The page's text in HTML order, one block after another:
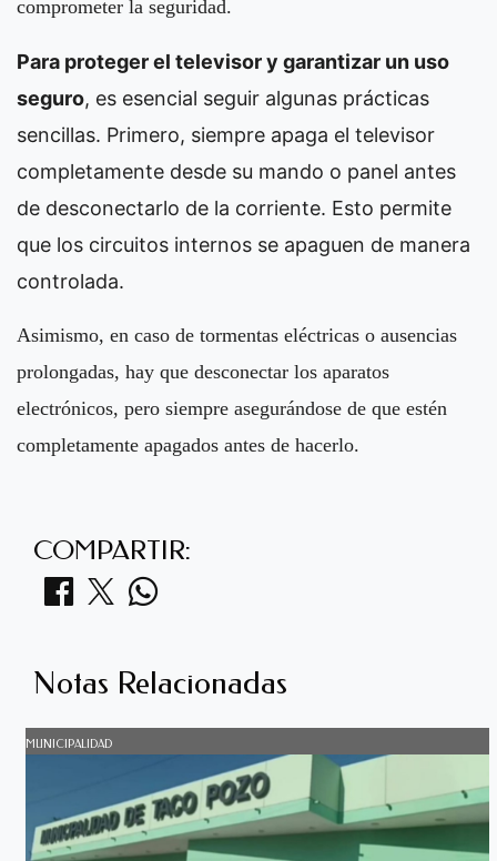
comprometer la seguridad.
Para proteger el televisor y garantizar un uso
seguro, es esencial seguir algunas prácticas
sencillas. Primero, siempre apaga el televisor
completamente desde su mando o panel antes
de desconectarlo de la corriente. Esto permite
que los circuitos internos se apaguen de manera
controlada.
Asimismo, en caso de tormentas eléctricas o ausencias
prolongadas, hay que desconectar los aparatos
electrónicos, pero siempre asegurándose de que estén
completamente apagados antes de hacerlo.
COMPARTIR:
Notas Relacionadas
MUNICIPALIDAD